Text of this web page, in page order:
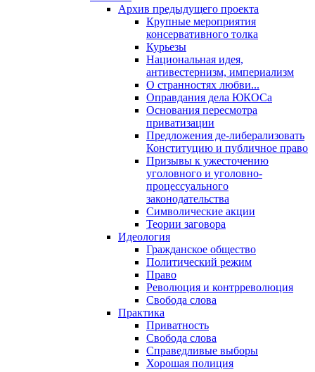
Архив предыдущего проекта
Крупные мероприятия
консервативного толка
Курьезы
Национальная идея,
антивестернизм, империализм
О странностях любви...
Оправдания дела ЮКОСа
Основания пересмотра
приватизации
Предложения де-либерализовать
Конституцию и публичное право
Призывы к ужесточению
уголовного и уголовно-
процессуального
законодательства
Символические акции
Теории заговора
Идеология
Гражданское общество
Политический режим
Право
Революция и контрреволюция
Свобода слова
Практика
Приватность
Свобода слова
Справедливые выборы
Хорошая полиция